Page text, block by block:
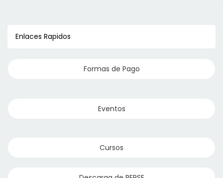
Enlaces Rapidos
Formas de Pago
Eventos
Cursos